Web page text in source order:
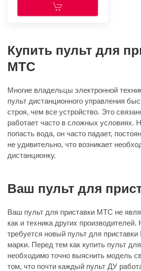
Купить пульт для
МТС
Многие владельцы электронной
пульт дистанционного управления
строя, чем все устройство. Это
работает часто в сложных условиях.
попасть вода, он часто падает,
не удивительно, что возникает
дистанционку.
Ваш пульт для
Ваш пульт для приставки МТС не
как и техника других
требуется новый пульт для
марки. Перед тем как купить пульт
необходимо точно выяснить модель
том, что почти каждый пульт ДУ